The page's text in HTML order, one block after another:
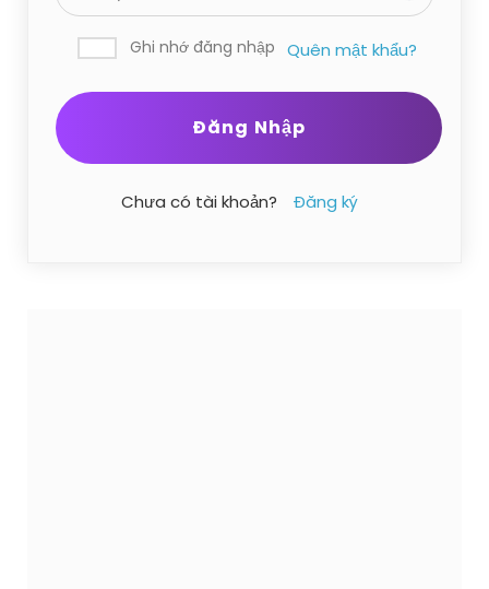
Ghi nhớ đăng nhập Quên mật khẩu?
Chưa có tài khoản? Đăng ký